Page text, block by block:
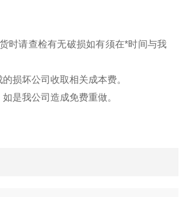
时请查检有无破损如有须在*时间与我
损坏公司收取相关成本费。
是我公司造成免费重做。